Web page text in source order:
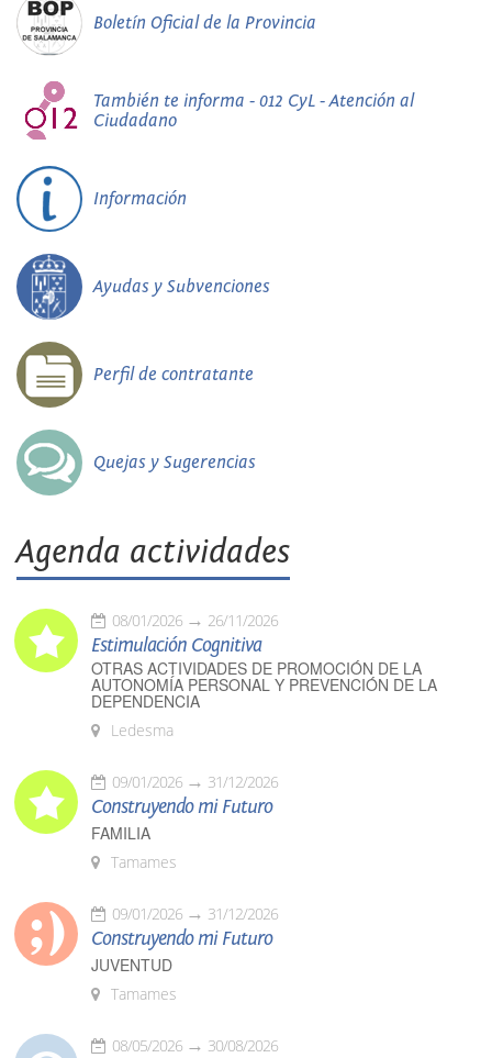
Boletín Oficial de la Provincia
También te informa - 012 CyL - Atención al
Ciudadano
Información
Ayudas y Subvenciones
Perfil de contratante
Quejas y Sugerencias
Agenda actividades
08/01/2026 26/11/2026
Estimulación Cognitiva
OTRAS ACTIVIDADES DE PROMOCIÓN DE LA
AUTONOMÍA PERSONAL Y PREVENCIÓN DE LA
DEPENDENCIA
Ledesma
09/01/2026 31/12/2026
Construyendo mi Futuro
FAMILIA
Tamames
09/01/2026 31/12/2026
Construyendo mi Futuro
JUVENTUD
Tamames
08/05/2026 30/08/2026